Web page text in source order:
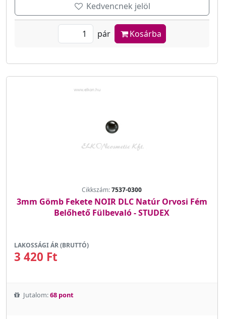
Kedvencnek jelöl
pár Kosárba
Cikkszám:7537-0300
3mm Gömb Fekete NOIR DLC Natúr Orvosi Fém
Belőhető Fülbevaló - STUDEX
LAKOSSÁGI ÁR (BRUTTÓ)
3 420 Ft
Jutalom:68 pont